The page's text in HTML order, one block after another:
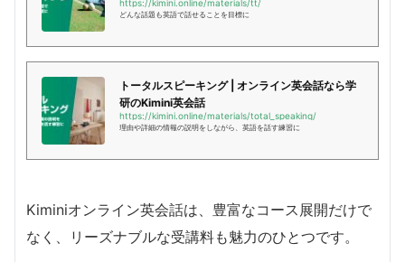
https://kimini.online/materials/tt/
どんな話題も英語で話せることを目標に
トータルスピーキング | オンライン英会話なら学
研のKimini英会話
https://kimini.online/materials/total_speaking/
理由や詳細の情報の説明をしながら、英語を話す練習に
Kiminiオンライン英会話は、豊富なコース展開だけで
なく、リーズナブルな受講料も魅力のひとつです。